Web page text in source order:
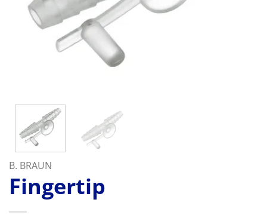
B. BRAUN
Fingertip